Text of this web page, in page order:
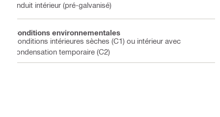
Enduit intérieur (pré-galvanisé)
Conditions environnementales
Conditions intérieures sèches (C1) ou intérieur avec
condensation temporaire (C2)